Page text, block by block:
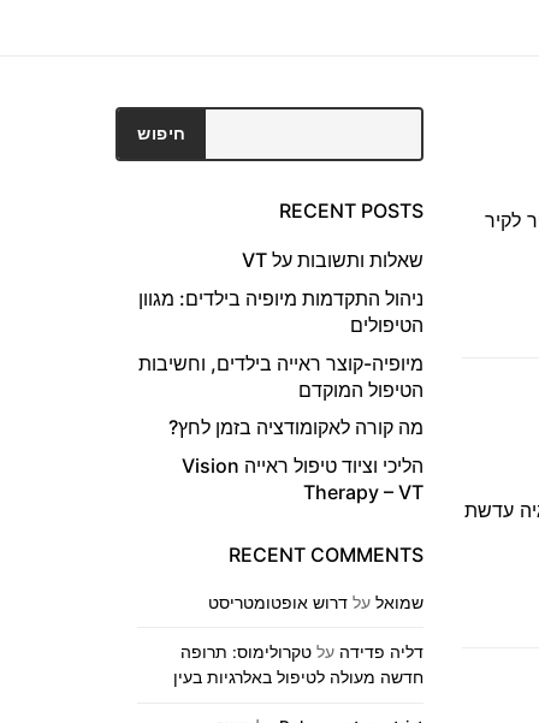
לקיר
עדשת
חיפוש
RECENT POSTS
שאלות ותשובות על VT
ניהול התקדמות מיופיה בילדים: מגוון
הטיפולים
מיופיה-קוצר ראייה בילדים, וחשיבות
הטיפול המוקדם
מה קורה לאקומודציה בזמן לחץ?
הליכי וציוד טיפול ראייה Vision
Therapy – VT
RECENT COMMENTS
שמואל על דרוש אופטומטריסט
דליה פדידה על טקרולימוס: תרופה
חדשה מעולה לטיפול באלרגיות בעין